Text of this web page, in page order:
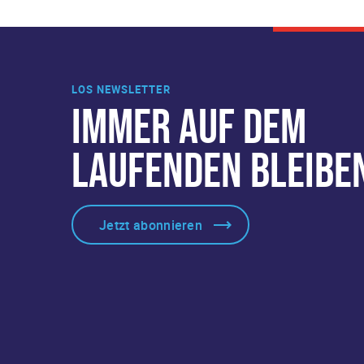
LOS NEWSLETTER
IMMER AUF DEM
LAUFENDEN
Jetzt abonnieren